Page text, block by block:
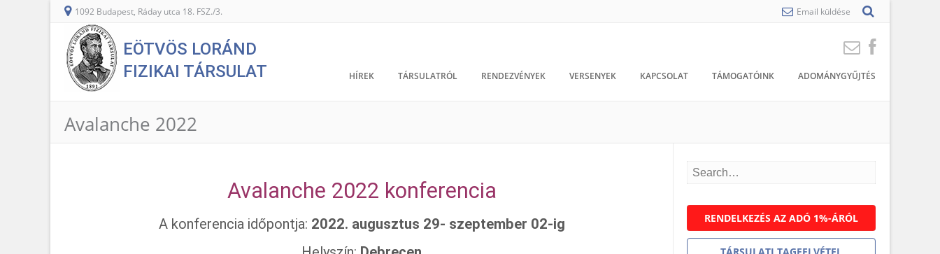
1092 Budapest, Ráday utca 18. FSZ./3. Email küldése
EÖTVÖS LORÁND
FIZIKAI TÁRSULAT
HÍREK TÁRSULATRÓL RENDEZVÉNYEK VERSENYEK KAPCSOLAT TÁMOGATÓINK ADOMÁNYGYŰJTÉS
Avalanche 2022
Avalanche 2022 konferencia
A konferencia időpontja: 2022. augusztus 29- szeptember 02-ig
RENDELKEZÉS AZ ADÓ 1%-ÁRÓL